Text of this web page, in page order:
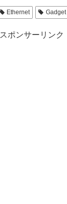
Ethernet Gadget
スポンサーリンク